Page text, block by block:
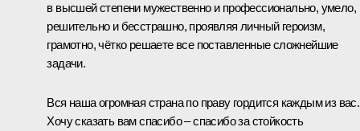
в высшей степени мужественно и профессионально, умело,
решительно и бесстрашно, проявляя личный героизм,
грамотно, чётко решаете все поставленные сложнейшие
задачи.
Вся наша огромная страна по праву гордится каждым из вас.
Хочу сказать вам спасибо – спасибо за стойкость